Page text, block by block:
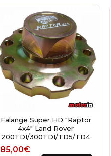
Falange Super HD "Raptor
4x4" Land Rover
200TDI/300TDI/TD5/TD4
85,00€
Price range: 85,00€